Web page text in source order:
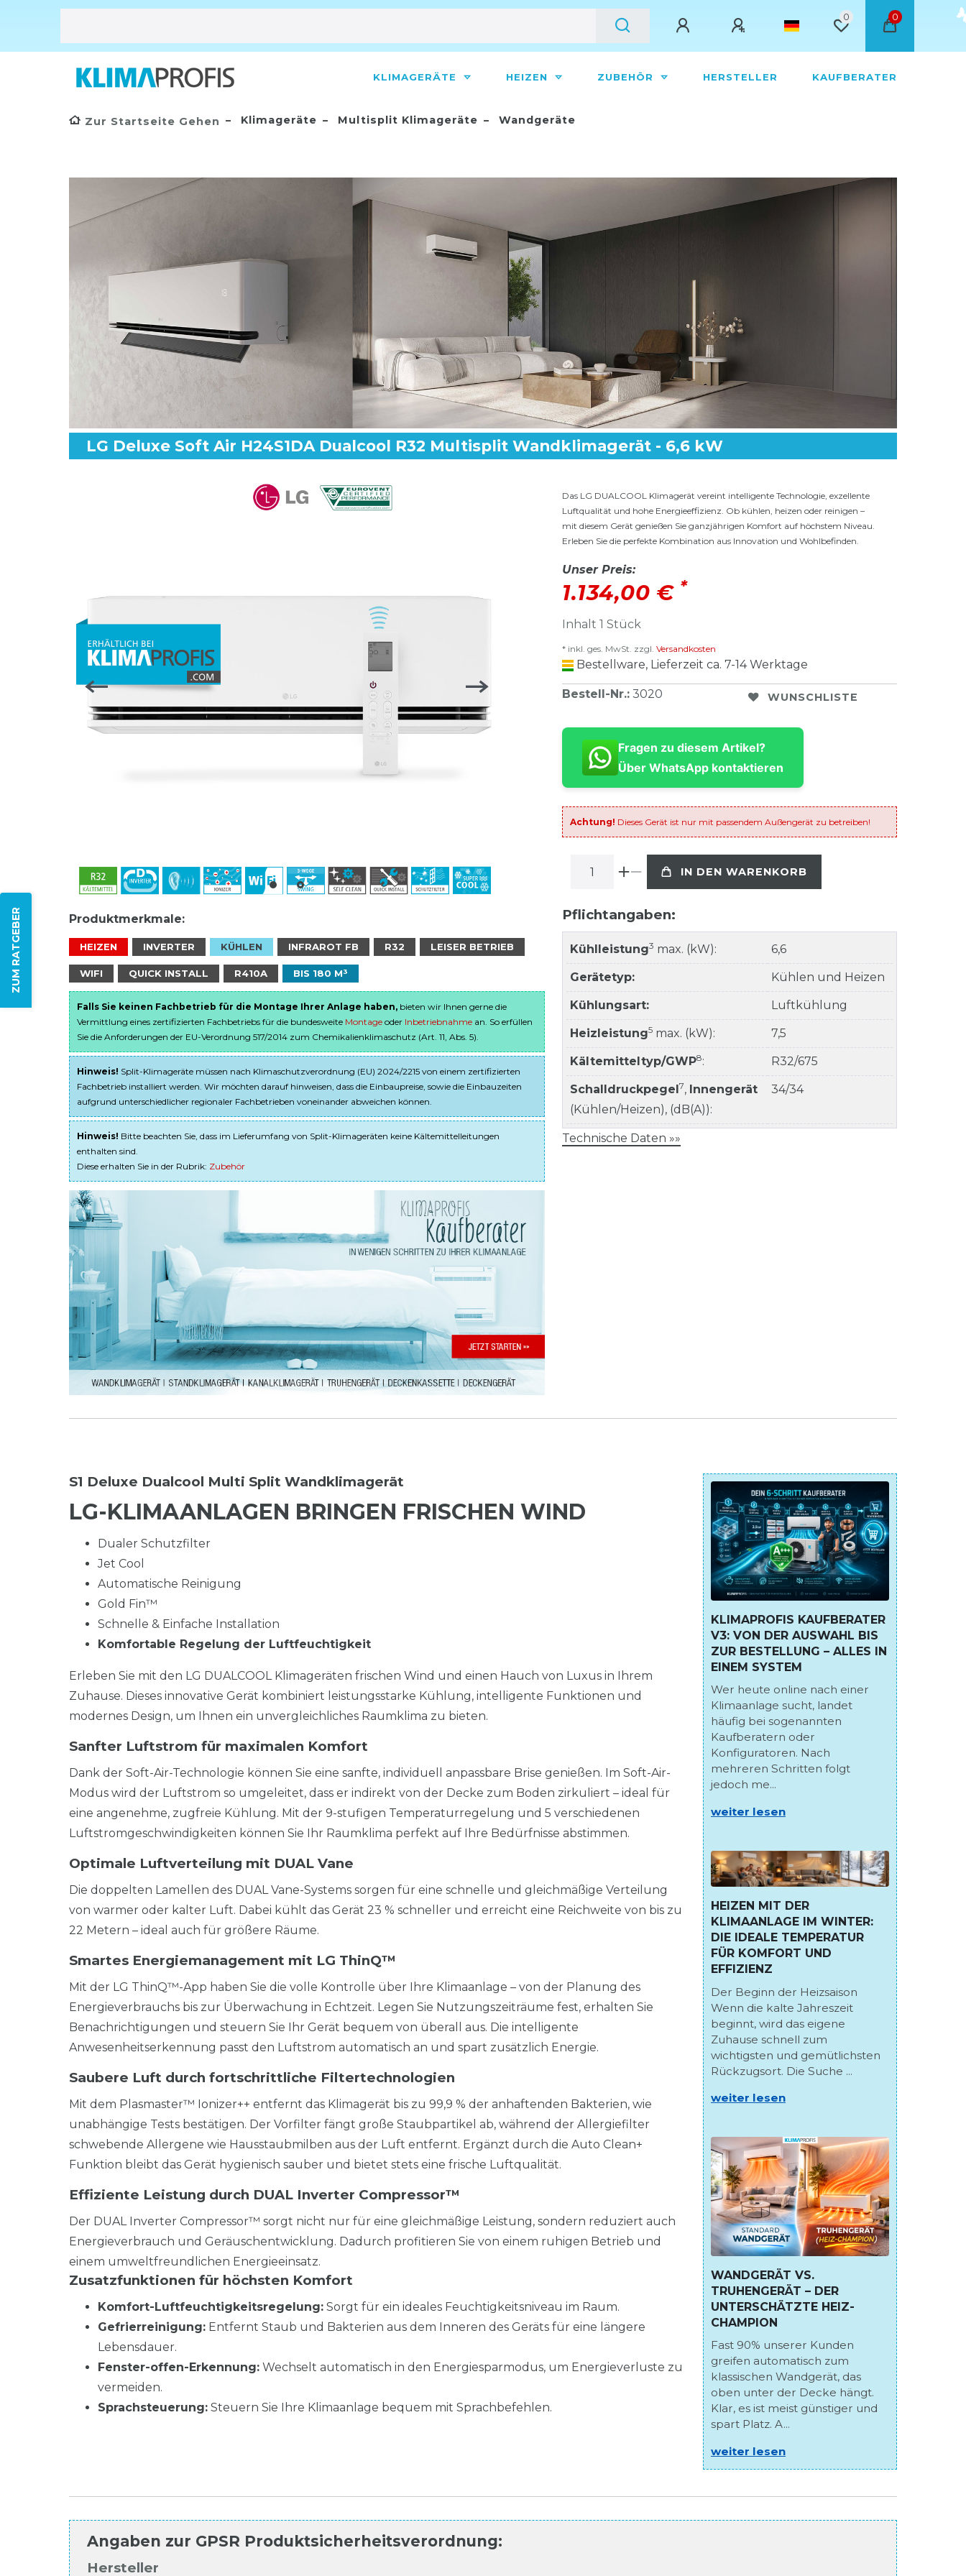
0 0
KLIMAGERÄTE HEIZEN ZUBEHÖR HERSTELLER KAUFBERATER
Zur Startseite Gehen Klimageräte Multisplit Klimageräte Wandgeräte
ZUM RATGEBER
LG Deluxe Soft Air H24S1DA Dualcool R32 Multisplit Wandklimagerät - 6,6 kW
Produktmerkmale:
HEIZEN INVERTER KÜHLEN INFRAROT FB R32 LEISER BETRIEB
WIFI QUICK INSTALL R410A BIS 180 M³
Falls Sie keinen Fachbetrieb für die Montage Ihrer Anlage haben, bieten wir Ihnen gerne die
Vermittlung eines zertifizierten Fachbetriebs für die bundesweite Montage oder Inbetriebnahme an. So erfüllen
Sie die Anforderungen der EU-Verordnung 517/2014 zum Chemikalienklimaschutz (Art. 11, Abs. 5).
Hinweis! Split-Klimageräte müssen nach Klimaschutzverordnung (EU) 2024/2215 von einem zertifizierten
Fachbetrieb installiert werden. Wir möchten darauf hinweisen, dass die Einbaupreise, sowie die Einbauzeiten
aufgrund unterschiedlicher regionaler Fachbetrieben voneinander abweichen können.
Hinweis! Bitte beachten Sie, dass im Lieferumfang von Split-Klimageräten keine Kältemittelleitungen
enthalten sind.
Diese erhalten Sie in der Rubrik: Zubehör
Das LG DUALCOOL Klimagerät vereint intelligente Technologie, exzellente
Luftqualität und hohe Energieeffizienz. Ob kühlen, heizen oder reinigen –
mit diesem Gerät genießen Sie ganzjährigen Komfort auf höchstem Niveau.
Erleben Sie die perfekte Kombination aus Innovation und Wohlbefinden.
Unser Preis:
1.134,00 € *
Inhalt 1 Stück
* inkl. ges. MwSt. zzgl. Versandkosten
Bestellware, Lieferzeit ca. 7-14 Werktage
Bestell-Nr.: 3020 WUNSCHLISTE
Fragen zu diesem Artikel?
Über WhatsApp kontaktieren
Achtung! Dieses Gerät ist nur mit passendem Außengerät zu betreiben!
IN DEN WARENKORB
Pflichtangaben:
Kühlleistung3 max. (kW): 6,6
Gerätetyp: Kühlen und Heizen
Kühlungsart: Luftkühlung
Heizleistung5 max. (kW): 7,5
Kältemitteltyp/GWP8: R32/675
Schalldruckpegel7, Innengerät
(Kühlen/Heizen), (dB(A)):
34/34
Technische Daten »»
S1 Deluxe Dualcool Multi Split Wandklimagerät
LG-KLIMAANLAGEN BRINGEN FRISCHEN WIND
Dualer Schutzfilter
Jet Cool
Automatische Reinigung
Gold Fin™
Schnelle & Einfache Installation
Komfortable Regelung der Luftfeuchtigkeit
Erleben Sie mit den LG DUALCOOL Klimageräten frischen Wind und einen Hauch von Luxus in Ihrem
Zuhause. Dieses innovative Gerät kombiniert leistungsstarke Kühlung, intelligente Funktionen und
modernes Design, um Ihnen ein unvergleichliches Raumklima zu bieten.
Sanfter Luftstrom für maximalen Komfort
Dank der Soft-Air-Technologie können Sie eine sanfte, individuell anpassbare Brise genießen. Im Soft-Air-
Modus wird der Luftstrom so umgeleitet, dass er indirekt von der Decke zum Boden zirkuliert – ideal für
eine angenehme, zugfreie Kühlung. Mit der 9-stufigen Temperaturregelung und 5 verschiedenen
Luftstromgeschwindigkeiten können Sie Ihr Raumklima perfekt auf Ihre Bedürfnisse abstimmen.
Optimale Luftverteilung mit DUAL Vane
Die doppelten Lamellen des DUAL Vane-Systems sorgen für eine schnelle und gleichmäßige Verteilung
von warmer oder kalter Luft. Dabei kühlt das Gerät 23 % schneller und erreicht eine Reichweite von bis zu
22 Metern – ideal auch für größere Räume.
Smartes Energiemanagement mit LG ThinQ™
Mit der LG ThinQ™-App haben Sie die volle Kontrolle über Ihre Klimaanlage – von der Planung des
Energieverbrauchs bis zur Überwachung in Echtzeit. Legen Sie Nutzungszeiträume fest, erhalten Sie
Benachrichtigungen und steuern Sie Ihr Gerät bequem von überall aus. Die intelligente
Anwesenheitserkennung passt den Luftstrom automatisch an und spart zusätzlich Energie.
Saubere Luft durch fortschrittliche Filtertechnologien
Mit dem Plasmaster™ Ionizer++ entfernt das Klimagerät bis zu 99,9 % der anhaftenden Bakterien, wie
unabhängige Tests bestätigen. Der Vorfilter fängt große Staubpartikel ab, während der Allergiefilter
schwebende Allergene wie Hausstaubmilben aus der Luft entfernt. Ergänzt durch die Auto Clean+
Funktion bleibt das Gerät hygienisch sauber und bietet stets eine frische Luftqualität.
Effiziente Leistung durch DUAL Inverter Compressor™
Der DUAL Inverter Compressor™ sorgt nicht nur für eine gleichmäßige Leistung, sondern reduziert auch
Energieverbrauch und Geräuschentwicklung. Dadurch profitieren Sie von einem ruhigen Betrieb und
einem umweltfreundlichen Energieeinsatz.
Zusatzfunktionen für höchsten Komfort
Komfort-Luftfeuchtigkeitsregelung: Sorgt für ein ideales Feuchtigkeitsniveau im Raum.
Gefrierreinigung: Entfernt Staub und Bakterien aus dem Inneren des Geräts für eine längere
Lebensdauer.
Fenster-offen-Erkennung: Wechselt automatisch in den Energiesparmodus, um Energieverluste zu
vermeiden.
Sprachsteuerung: Steuern Sie Ihre Klimaanlage bequem mit Sprachbefehlen.
KLIMAPROFIS KAUFBERATER
V3: VON DER AUSWAHL BIS
ZUR BESTELLUNG – ALLES IN
EINEM SYSTEM
Wer heute online nach einer
Klimaanlage sucht, landet
häufig bei sogenannten
Kaufberatern oder
Konfiguratoren. Nach
mehreren Schritten folgt
jedoch me...
weiter lesen
HEIZEN MIT DER
KLIMAANLAGE IM WINTER:
DIE IDEALE TEMPERATUR
FÜR KOMFORT UND
EFFIZIENZ
Der Beginn der Heizsaison
Wenn die kalte Jahreszeit
beginnt, wird das eigene
Zuhause schnell zum
wichtigsten und gemütlichsten
Rückzugsort. Die Suche ...
weiter lesen
WANDGERÄT VS.
TRUHENGERÄT – DER
UNTERSCHÄTZTE HEIZ-
CHAMPION
Fast 90% unserer Kunden
greifen automatisch zum
klassischen Wandgerät, das
oben unter der Decke hängt.
Klar, es ist meist günstiger und
spart Platz. A...
weiter lesen
Angaben zur GPSR Produktsicherheitsverordnung:
Hersteller